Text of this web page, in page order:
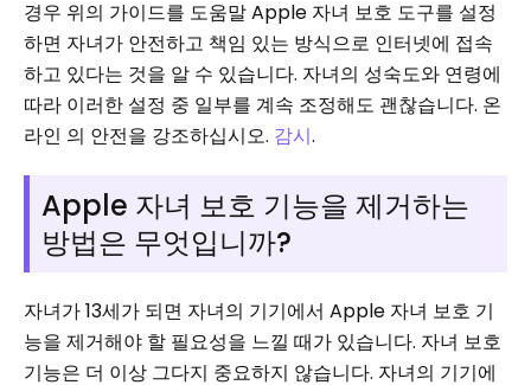
경우 위의 가이드를 도움말 Apple 자녀 보호 도구를 설정
하면 자녀가 안전하고 책임 있는 방식으로 인터넷에 접속
하고 있다는 것을 알 수 있습니다. 자녀의 성숙도와 연령에
따라 이러한 설정 중 일부를 계속 조정해도 괜찮습니다. 온
라인 의 안전을 강조하십시오. 감시.
Apple 자녀 보호 기능을 제거하는
방법은 무엇입니까?
자녀가 13세가 되면 자녀의 기기에서 Apple 자녀 보호 기
능을 제거해야 할 필요성을 느낄 때가 있습니다. 자녀 보호
기능은 더 이상 그다지 중요하지 않습니다. 자녀의 기기에